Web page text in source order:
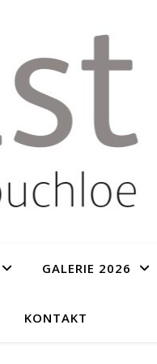
GALERIE 2026
KONTAKT